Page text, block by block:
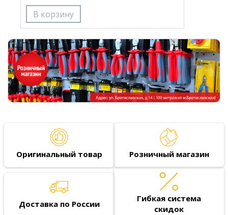
Оригинальный товар Розничный магазин
Доставка по России
Гибкая система
скидок